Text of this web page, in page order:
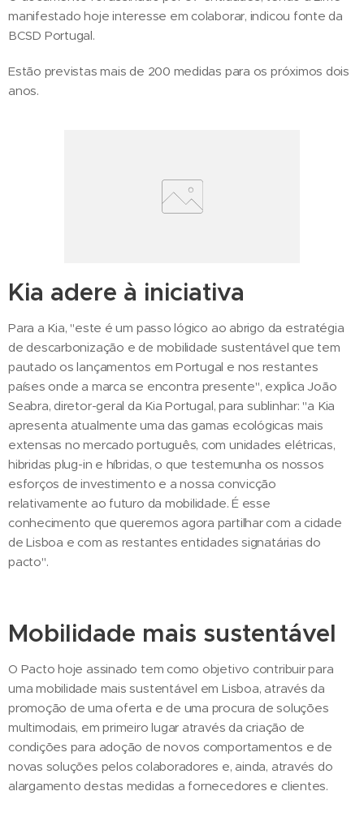
manifestado hoje interesse em colaborar, indicou fonte da
BCSD Portugal.
Estão previstas mais de 200 medidas para os próximos dois
anos.
Kia adere à iniciativa
Para a Kia, "este é um passo lógico ao abrigo da estratégia
de descarbonização e de mobilidade sustentável que tem
pautado os lançamentos em Portugal e nos restantes
países onde a marca se encontra presente", explica João
Seabra, diretor-geral da Kia Portugal, para sublinhar: "a Kia
apresenta atualmente uma das gamas ecológicas mais
extensas no mercado português, com unidades elétricas,
hibridas plug-in e híbridas, o que testemunha os nossos
esforços de investimento e a nossa convicção
relativamente ao futuro da mobilidade. É esse
conhecimento que queremos agora partilhar com a cidade
de Lisboa e com as restantes entidades signatárias do
pacto".
Mobilidade mais sustentável
O Pacto hoje assinado tem como objetivo contribuir para
uma mobilidade mais sustentável em Lisboa, através da
promoção de uma oferta e de uma procura de soluções
multimodais, em primeiro lugar através da criação de
condições para adoção de novos comportamentos e de
novas soluções pelos colaboradores e, ainda, através do
alargamento destas medidas a fornecedores e clientes.